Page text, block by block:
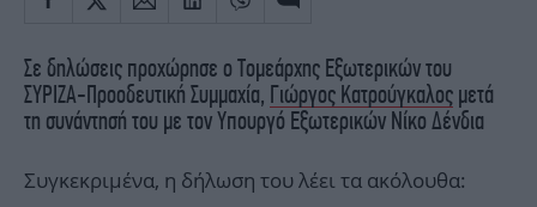
Σε δηλώσεις προχώρησε ο Τομεάρχης Εξωτερικών του
ΣΥΡΙΖΑ-Προοδευτική Συμμαχία, Γιώργος Κατρούγκαλος μετά
τη συνάντησή του με τον Υπουργό Εξωτερικών Νίκο Δένδια
Συγκεκριμένα, η δήλωση του λέει τα ακόλουθα: